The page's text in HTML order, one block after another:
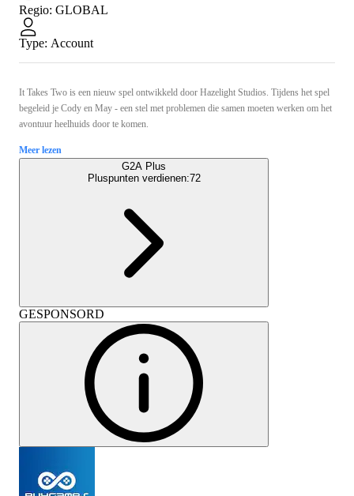
Regio: GLOBAL
Type: Account
It Takes Two is een nieuw spel ontwikkeld door Hazelight Studios. Tijdens het spel
begeleid je Cody en May - een stel met problemen die samen moeten werken om het
avontuur heelhuids door te komen.
Meer lezen
G2A Plus
Pluspunten verdienen:72
GESPONSORD